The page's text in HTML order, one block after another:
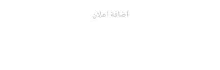
اضافة اعلان